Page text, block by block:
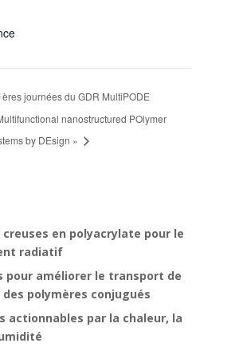
journées du GDR MultiPODE
nanostructured POlymer
by DEsign »
en polyacrylate pour le
radiatif
pour améliorer le transport de
polymères conjugués
actionnables par la chaleur, la